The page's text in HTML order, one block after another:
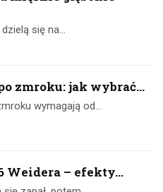
się na…
zmroku: jak wybrać...
wymagają od…
Weidera – efekty...